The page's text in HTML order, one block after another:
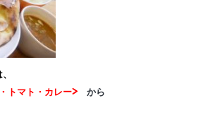
トマト・カレー> から